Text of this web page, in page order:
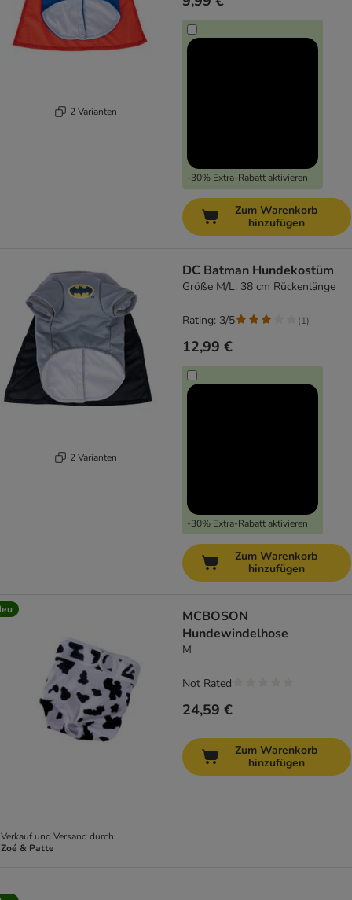
2 Varianten
-30% Extra-Rabatt aktivieren
Zum Warenkorb
hinzufügen
2 Varianten
DC Batman Hundekostüm
Größe M/L: 38 cm Rückenlänge
12,99 €
-30% Extra-Rabatt aktivieren
Rating: 3/5 (1)
Zum Warenkorb
hinzufügen
Verkauf und Versand durch:
Zoé & Patte
MCBOSON
Hundewindelhose
M
24,59 €
Not Rated
Zum Warenkorb
hinzufügen